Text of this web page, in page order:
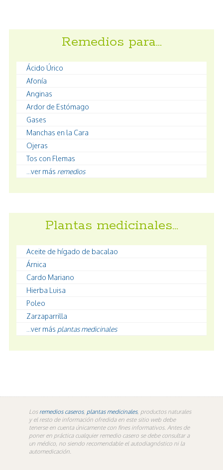
Remedios para…
Ácido Úrico
Afonía
Anginas
Ardor de Estómago
Gases
Manchas en la Cara
Ojeras
Tos con Flemas
...ver más remedios
Plantas medicinales…
Aceite de hígado de bacalao
Árnica
Cardo Mariano
Hierba Luisa
Poleo
Zarzaparrilla
...ver más plantas medicinales
Los remedios caseros, plantas medicinales, productos naturales
y el resto de información ofredida en este sitio web debe
tenerse en cuenta únicamente con fines informativos. Antes de
poner en práctica cualquier remedio casero se debe consultar a
un médico, no siendo recomendable el autodiagnóstico ni la
automedicación.